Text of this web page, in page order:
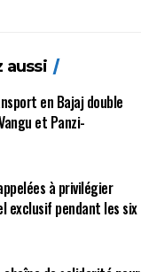
aussi
en Bajaj double
et Panzi-
à privilégier
exclusif pendant les six